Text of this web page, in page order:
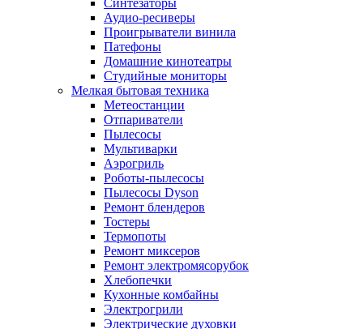
Синтезаторы
Аудио-ресиверы
Проигрыватели винила
Патефоны
Домашние кинотеатры
Студийные мониторы
Мелкая бытовая техника
Метеостанции
Отпариватели
Пылесосы
Мультиварки
Аэрогриль
Роботы-пылесосы
Пылесосы Dyson
Ремонт блендеров
Тостеры
Термопоты
Ремонт миксеров
Ремонт электромясорубок
Хлебопечки
Кухонные комбайны
Электрогрили
Электрические духовки